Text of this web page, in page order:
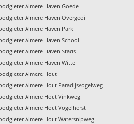
Almere Haven Goede
Almere Haven Overgooi
Almere Haven Park
Almere Haven School
Almere Haven Stads
Almere Haven Witte
Almere Hout
Almere Hout Paradijsvogelweg
Almere Hout Vinkweg
Almere Hout Vogelhorst
Almere Hout Watersnipweg